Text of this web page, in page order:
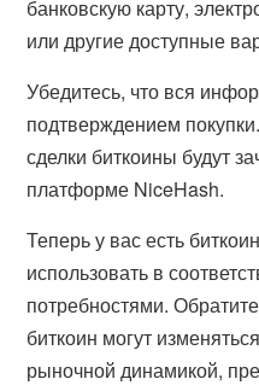
банковскую карту,
или другие доступные
Убедитесь, что вся
подтверждением
сделки биткоины будут
платформе NiceHash.
Теперь у вас есть
использовать в
потребностями.
биткоин могут
рыночной динамикой,